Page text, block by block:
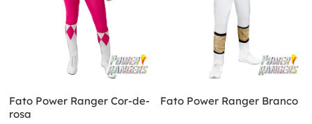
Fato Power Ranger Cor-de-
rosa
Fato Power Ranger Branco